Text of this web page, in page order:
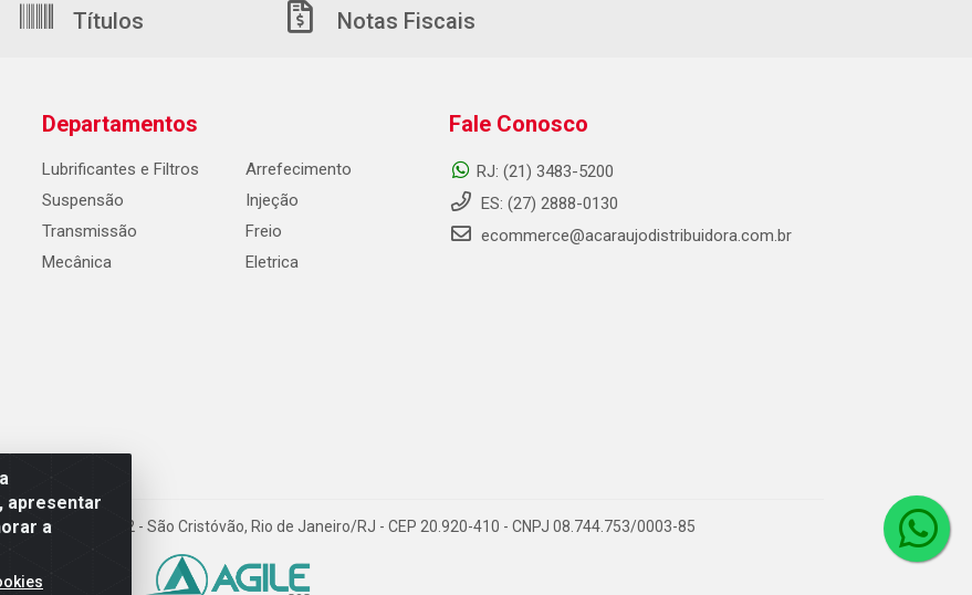
apresentar
a
Títulos Notas Fiscais
Departamentos
Lubrificantes e Filtros
Suspensão
Transmissão
Mecânica
Arrefecimento
Injeção
Freio
Eletrica
Fale Conosco
RJ: (21) 3483-5200
ES: (27) 2888-0130
ecommerce@acaraujodistribuidora.com.br
de Campos, 42 - São Cristóvão, Rio de Janeiro/RJ - CEP 20.920-410 - CNPJ 08.744.753/0003-85